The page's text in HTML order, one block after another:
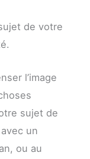
de votre
l’image
sujet de
un
ou au